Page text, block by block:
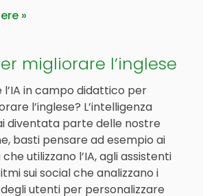
migliorare l’inglese
l’IA in campo didattico per
l’inglese? L’intelligenza
diventata parte delle nostre
basti pensare ad esempio ai
utilizzano l’IA, agli assistenti
sui social che analizzano i
utenti per personalizzare